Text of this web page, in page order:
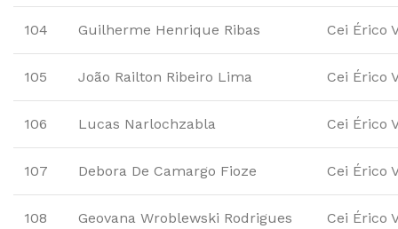
104 Guilherme Henrique Ribas Cei Érico
105 João Railton Ribeiro Lima Cei Érico
106 Lucas Narlochzabla Cei Érico
107 Debora De Camargo Fioze Cei Érico
108 Geovana Wroblewski Rodrigues Cei Érico